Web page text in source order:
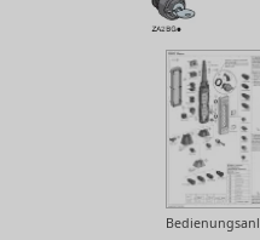
Bedienungsanl.